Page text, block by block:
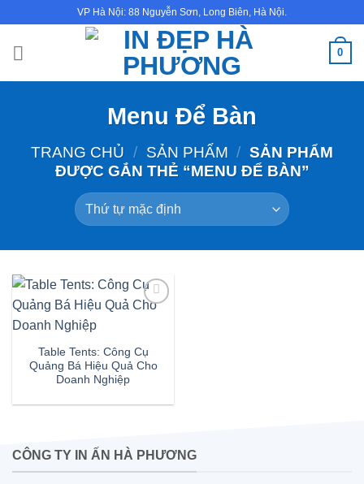
nội
VP Hà Nội: 88 Nguyễn Sơn, Long Biên, Hà Nội.
0
Menu Để Bàn
TRANG CHỦ / SẢN PHẨM / SẢN PHẨM
ĐƯỢC GẮN THẺ “MENU ĐỂ BÀN”
Table Tents: Công Cụ
Quảng Bá Hiệu Quả Cho
Doanh Nghiệp
CÔNG TY IN ẤN HÀ PHƯƠNG